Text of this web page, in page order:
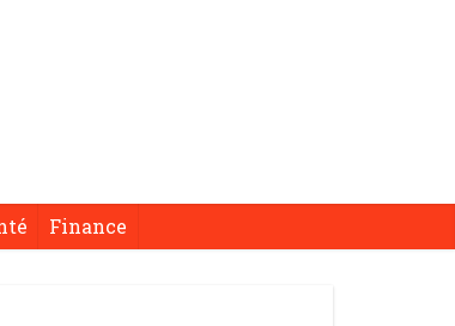
Finance